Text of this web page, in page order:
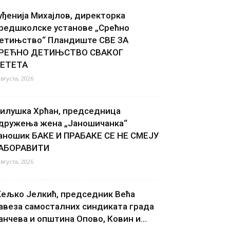
Михајлов, директорка
установе „Срећно
Пландиште СВЕ ЗА
ДЕТИЊСТВО СВАКОГ
2026
Хрћан, председница
жена „Јаношичанка“
БАКЕ И ПРАБАКЕ СЕ НЕ СМЕЈУ
2026
Јелкић, председник Већа
самосталних синдиката града
и општина Опово, Ковин и...